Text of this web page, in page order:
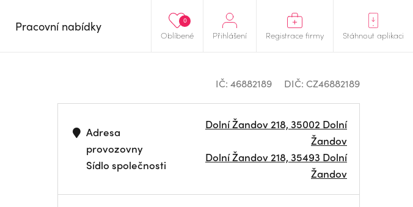
Oblíbené
0
Přihlášení Registrace firmy Stáhnout aplikaci
Pracovní nabídky
IČ: 46882189 DIČ: CZ46882189
Adresa
provozovny
Sídlo společnosti
Dolní Žandov 218, 35002 Dolní
Žandov
Dolní Žandov 218, 35493 Dolní
Žandov